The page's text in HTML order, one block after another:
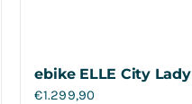
ebike ELLE City Lady
€1.299,90